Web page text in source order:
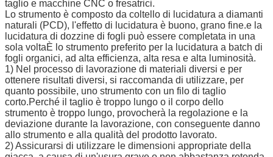
taglio e macchine CNC o fresatrici.
Lo strumento è composto da coltello di lucidatura a diamanti
naturali (PCD), l'effetto di lucidatura è buono, grano fine.e la
lucidatura di dozzine di fogli può essere completata in una
sola voltaÈ lo strumento preferito per la lucidatura a batch di
fogli organici, ad alta efficienza, alta resa e alta luminosità.
1) Nel processo di lavorazione di materiali diversi e per
ottenere risultati diversi, si raccomanda di utilizzare, per
quanto possibile, uno strumento con un filo di taglio
corto.Perché il taglio è troppo lungo o il corpo dello
strumento è troppo lungo, provocherà la regolazione e la
deviazione durante la lavorazione, con conseguente danno
allo strumento e alla qualità del prodotto lavorato.
2) Assicurarsi di utilizzare le dimensioni appropriate della